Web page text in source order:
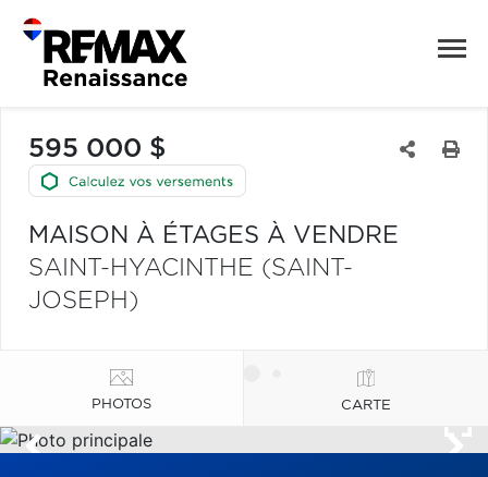
595 000 $
MAISON À ÉTAGES À VENDRE
SAINT-HYACINTHE (SAINT-
JOSEPH)
PHOTOS CARTE